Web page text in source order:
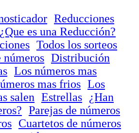
Reducciones
¿Que es una Reducción?
Todos los sorteos
números Distribución
Los números mas
mas frios Los
salen Estrellas
¿Han
Parejas de números
Cuartetos de números